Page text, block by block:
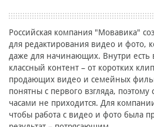
Российская компания "Мовавика"
для редактирования видео и фото,
даже для начинающих. Внутри есть
классный контент – от коротких
продающих видео и семейных
понятны с первого взгляда,
часами не приходится. Для
чтобы работа с видео и фото была